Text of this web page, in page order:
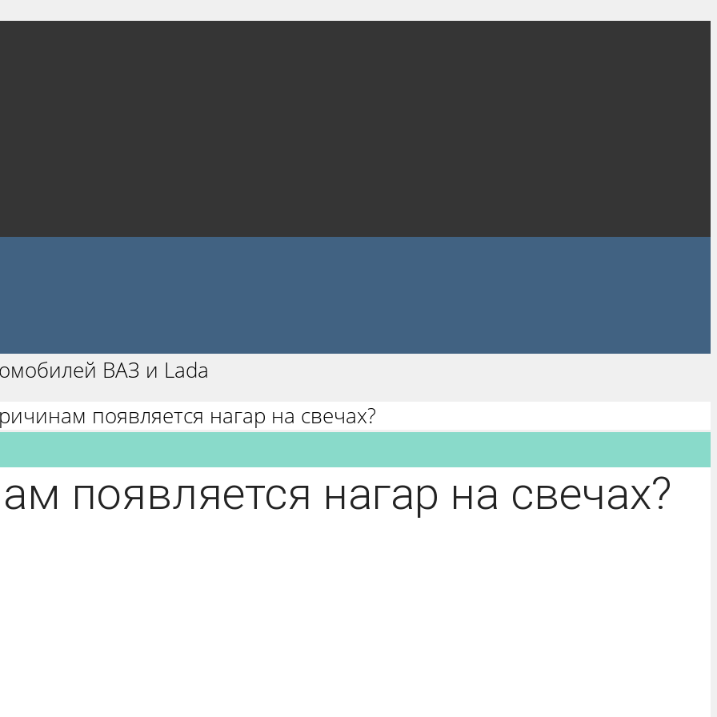
ВАЗ и Lada
появляется нагар на свечах?
появляется нагар на свечах?